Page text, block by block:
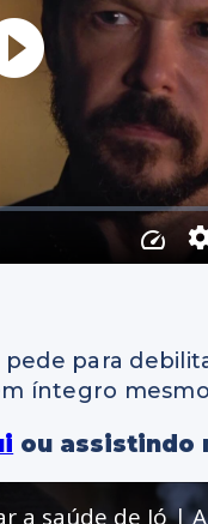
para
íntegro
ou assistindo